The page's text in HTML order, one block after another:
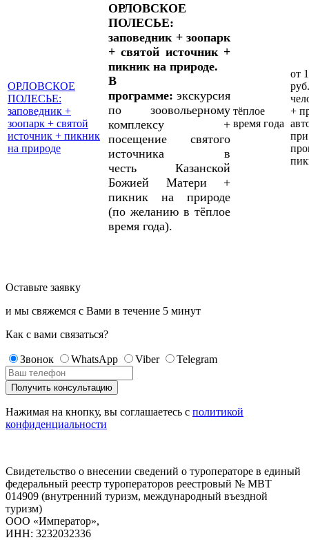
ОРЛОВСКОЕ
ПОЛЕСЬЕ:
заповедник +
зоопарк + святой
источник + пикник
на природе
ОРЛОВСКОЕ
ПОЛЕСЬЕ:
заповедник + зоопарк
+ святой источник +
пикник на природе.
В
программе: экскурсия
по зоовольерному
комплексу +
посещение святого
источника в
честь Казанской
Божией Матери +
пикник на природе
(по желанию в тёплое
время года).
тёплое
время года
от
+
при
Оставьте заявку
и мы свяжемся с Вами в течение 5 минут
Как с вами связаться?
Звонок WhatsApp Viber Telegram
Нажимая на кнопку, вы соглашаетесь с политикой
конфиденциальности
Свидетельство о внесении сведений о туроператоре в единый
федеральный реестр туроператоров реестровый № МВТ
014909 (внутренний туризм, международный въездной
туризм)
ООО «Император»,
ИНН: 3232032336